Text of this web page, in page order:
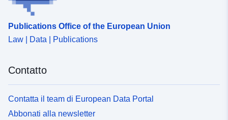
Publications Office of the European Union
Law | Data | Publications
Contatto
Contatta il team di European Data Portal
Abbonati alla newsletter